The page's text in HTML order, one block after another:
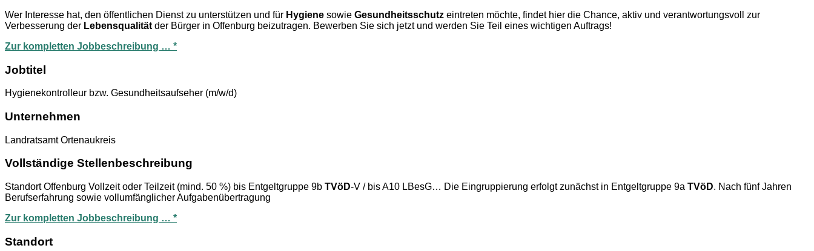
Wer Interesse hat, den öffentlichen Dienst zu unterstützen und für Hygiene sowie Gesundheitsschutz eintreten möchte, findet hier die Chance, aktiv und verantwortungsvoll zur
Verbesserung der Lebensqualität der Bürger in Offenburg beizutragen. Bewerben Sie sich jetzt und werden Sie Teil eines wichtigen Auftrags!
Zur kompletten Jobbeschreibung … *
Jobtitel
Hygienekontrolleur bzw. Gesundheitsaufseher (m/w/d)
Unternehmen
Landratsamt Ortenaukreis
Vollständige Stellenbeschreibung
Standort Offenburg Vollzeit oder Teilzeit (mind. 50 %) bis Entgeltgruppe 9b TVöD-V / bis A10 LBesG… Die Eingruppierung erfolgt zunächst in Entgeltgruppe 9a TVöD. Nach fünf Jahren
Berufserfahrung sowie vollumfänglicher Aufgabenübertragung
Zur kompletten Jobbeschreibung … *
Standort